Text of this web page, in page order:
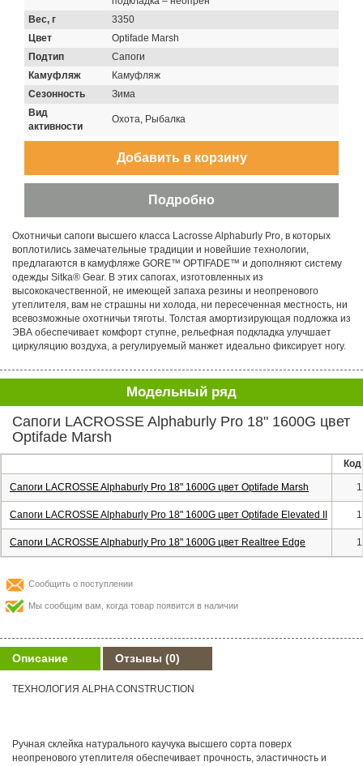
Вес, г
3350
Цвет
Optifade Marsh
Подтип
Сапоги
Камуфляж
Камуфляж
Сезонность
Зима
Вид
активности
Охота, Рыбалка
Охотничьи сапоги высшего класса Lacrosse Alphaburly Pro, в которых
воплотились замечательные традиции и новейшие технологии,
предлагаются в камуфляже GORE™ OPTIFADE™ и дополняют систему
одежды Sitka® Gear. В этих сапогах, изготовленных из
высококачественной, не имеющей запаха резины и неопренового
утеплителя, вам не страшны ни холода, ни пересеченная местность, ни
всевозможные охотничьи тяготы. Толстая амортизирующая подложка из
ЭВА обеспечивает комфорт ступне, рельефная подкладка улучшает
циркуляцию воздуха, а регулируемый манжет идеально фиксирует ногу.
Модельный ряд
Сапоги LACROSSE Alphaburly Pro 18" 1600G цвет
Optifade Marsh
Код
Сапоги LACROSSE Alphaburly Pro 18" 1600G цвет Optifade Marsh
Сапоги LACROSSE Alphaburly Pro 18" 1600G цвет Optifade Elevated II
Сапоги LACROSSE Alphaburly Pro 18" 1600G цвет Realtree Edge
Сообщить о поступлении
Мы сообщим вам, когда товар появится в наличии
Описание Отзывы (0)
ТЕХНОЛОГИЯ ALPHA CONSTRUCTION
Ручная склейка натурального каучука высшего сорта поверх
неопренового утеплителя обеспечивает прочность, эластичность и